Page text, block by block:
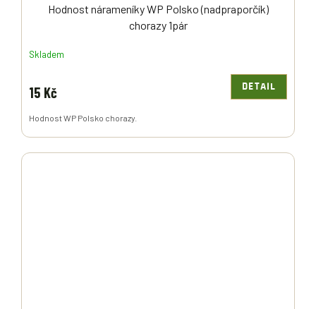
Hodnost nárameníky WP Polsko (nadpraporčík)
chorazy 1pár
Skladem
15 Kč DETAIL
Hodnost WP Polsko chorazy.